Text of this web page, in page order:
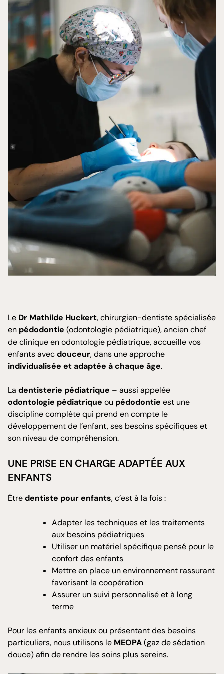
Le Dr Mathilde Huckert, chirurgien-dentiste spécialisée
en pédodontie (odontologie pédiatrique), ancien chef
de clinique en odontologie pédiatrique, accueille vos
enfants avecdouceur, dans une approche
individualisée et adaptée à chaque âge.
La dentisterie pédiatrique – aussi appelée
odontologie pédiatrique ou pédodontie est une
discipline complète qui prend en compte le
développement de l’enfant, ses besoins spécifiques et
son niveau de compréhension.
UNE PRISE EN CHARGE ADAPTÉE AUX
ENFANTS
Êtredentiste pour enfants, c’est à la fois :
Adapter les techniques et les traitements
aux besoins pédiatriques
Utiliser un matériel spécifique pensé pour le
confort des enfants
Mettre en place un environnement rassurant
favorisant la coopération
Assurer un suivi personnalisé et à long
terme
Pour les enfants anxieux ou présentant des besoins
particuliers, nous utilisons le MEOPA(gaz de sédation
douce) afin de rendre les soins plus sereins.